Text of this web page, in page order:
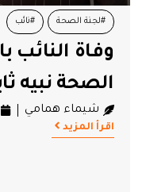
#لجنة الصحة #نائب
وفاة النائب
الصحة نبيه
شيماء همامي
اقرأ المزيد